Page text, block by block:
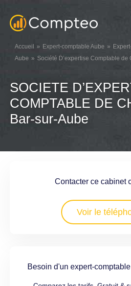
Accueil Expert-comptable Aube
Aube
Société D’expertise Comptable
SOCIETE
COMPTABLE DE
Bar-sur-Aube
Contacter ce cabinet
Voir le
Besoin d'un expert-